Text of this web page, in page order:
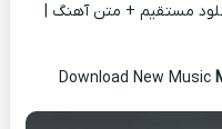
مستقیم + متن آهنگ |
Download New Music